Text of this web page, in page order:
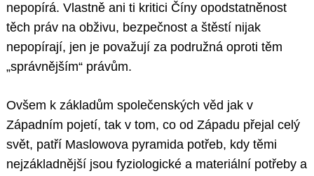
nepopírá. Vlastně ani ti kritici Číny opodstatněnost
těch práv na obživu, bezpečnost a štěstí nijak
nepopírají, jen je považují za podružná oproti těm
„správnějším“ právům.
Ovšem k základům společenských věd jak v
Západním pojetí, tak v tom, co od Západu přejal celý
svět, patří Maslowova pyramida potřeb, kdy těmi
nejzákladnější jsou fyziologické a materiální potřeby a